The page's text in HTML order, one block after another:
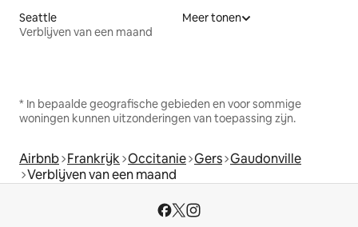
Seattle
Verblijven van een maand
Meer tonen
* In bepaalde geografische gebieden en voor sommige
woningen kunnen uitzonderingen van toepassing zijn.
Airbnb Frankrijk Occitanie Gers Gaudonville
Verblijven van een maand